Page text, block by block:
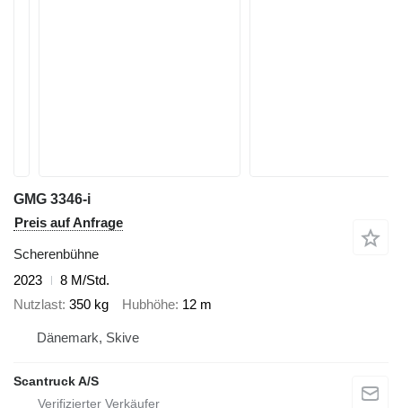
GMG 3346-i
Preis auf Anfrage
Scherenbühne
2023
8 M/Std.
Nutzlast 350 kg Hubhöhe 12 m
Dänemark, Skive
Scantruck A/S